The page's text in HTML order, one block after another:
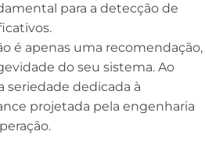
para a detecção de
é apenas uma recomendação,
do seu sistema. Ao
seriedade dedicada à
projetada pela engenharia